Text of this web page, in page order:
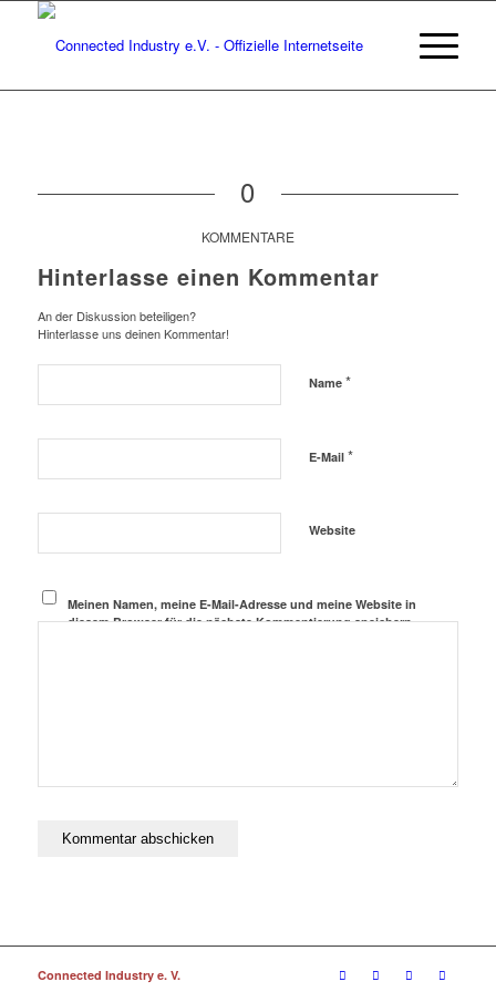
0
KOMMENTARE
Hinterlasse einen Kommentar
An der Diskussion beteiligen?
Hinterlasse uns deinen Kommentar!
Name *
E-Mail *
Website
Meinen Namen, meine E-Mail-Adresse und meine Website in
diesem Browser für die nächste Kommentierung speichern.
Connected Industry e. V.